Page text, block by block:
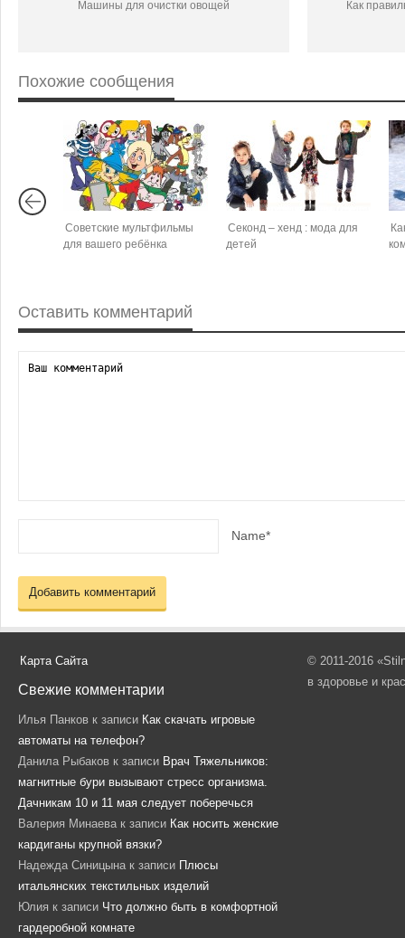
Машины для очистки овощей Как
Похожие сообщения
Советские мультфильмы
для вашего ребёнка
Секонд – хенд : мода для
детей
Оставить комментарий
Name*
Карта Сайта
Свежие комментарии
Илья Панков к записи Как скачать игровые
автоматы на телефон?
Данила Рыбаков к записи Врач Тяжельников:
магнитные бури вызывают стресс организма.
Дачникам 10 и 11 мая следует поберечься
Валерия Минаева к записи Как носить женские
кардиганы крупной вязки?
Надежда Синицына к записи Плюсы
итальянских текстильных изделий
Юлия к записи Что должно быть в комфортной
гардеробной комнате
© 2011-2016
в здоровье и